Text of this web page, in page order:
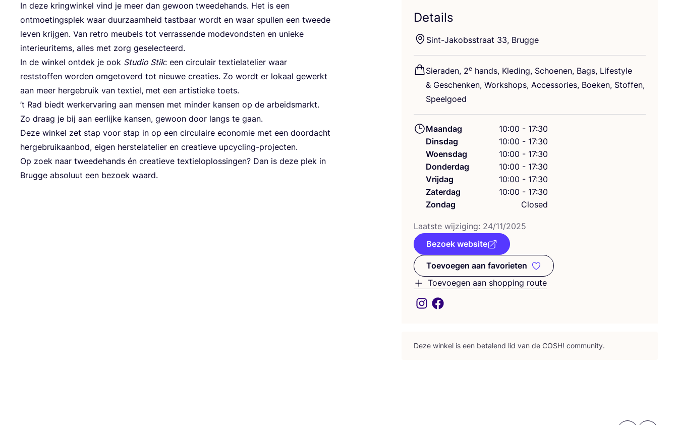
In deze kring­win­kel vind je meer dan gewoon twee­de­hands. Het is een
ont­moe­tings­plek waar duur­zaam­heid tast­baar wordt en waar spul­len een twee­de
leven krij­gen. Van retro meu­bels tot ver­ras­sen­de mode­vond­sten en unie­ke
inte­ri­eu­ri­tems, alles met zorg geselecteerd.
In de win­kel ont­dek je ook Stu­dio Stik: een cir­cu­lair tex­tiela­te­lier waar
rest­stof­fen wor­den omge­to­verd tot nieu­we cre­a­ties. Zo wordt er lokaal gewerkt
aan meer her­ge­bruik van tex­tiel, met een artis­tie­ke toets.
’t Rad biedt werk­er­va­ring aan men­sen met min­der kan­sen op de arbeids­markt.
Zo draag je bij aan eer­lij­ke kan­sen, gewoon door langs te gaan.
Deze win­kel zet stap voor stap in op een cir­cu­lai­re eco­no­mie met een door­dacht
her­ge­bruik­aan­bod, eigen her­ste­la­te­lier en cre­a­tie­ve upcycling-projecten.
Op zoek naar twee­de­hands én cre­a­tie­ve tex­tiel­op­los­sin­gen? Dan is deze plek in
Brug­ge abso­luut een bezoek waard.
Details
Sint-Jakobs­straat 33, Brugge
Sie­ra­den, 2e hands, Kle­ding, Schoe­nen, Bags, Life­sty­le
& Geschen­ken, Work­shops, Acces­so­ries, Boe­ken, Stof­fen,
Speelgoed
Maandag
10:00 - 17:30
Dinsdag
10:00 - 17:30
Woensdag
10:00 - 17:30
Donderdag
10:00 - 17:30
Vrijdag
10:00 - 17:30
Zaterdag
10:00 - 17:30
Zondag
Closed
Laat­ste wij­zi­ging: 24/11/2025
Bezoek website
Toevoegen aan favorieten
Toevoegen aan favorieten
Toevoegen aan shopping route
Deze win­kel is een beta­lend lid van de COSH! community.